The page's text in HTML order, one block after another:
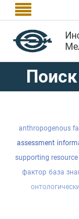

anthropogenous
assessment
supporting resource
фактор база